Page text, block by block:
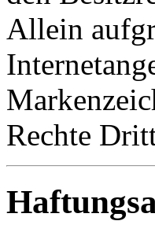
Allein
Rechte